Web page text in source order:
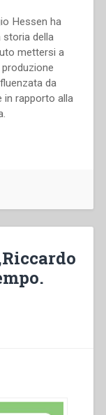
Hessen ha
storia della
mettersi a
da
in rapporto alla